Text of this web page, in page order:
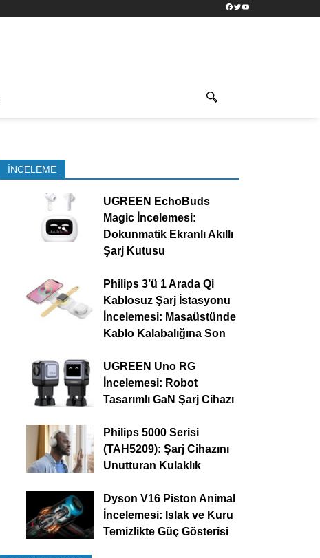
Facebook
TwitterYouTube
İNCELEME
UGREEN EchoBuds
Magic İncelemesi:
Dokunmatik Ekranlı Akıllı
Şarj Kutusu
Philips 3’ü 1 Arada Qi
Kablosuz Şarj İstasyonu
İncelemesi: Masaüstünde
Kablo Kalabalığına Son
UGREEN Uno RG
İncelemesi: Robot
Tasarımlı GaN Şarj Cihazı
Philips 5000 Serisi
(TAH5209): Şarj Cihazını
Unutturan Kulaklık
Dyson V16 Piston Animal
İncelemesi: Islak ve Kuru
Temizlikte Güç Gösterisi